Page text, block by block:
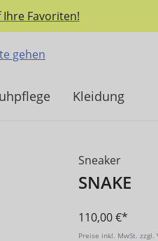
Ihre Favoriten!
Kleidung
Sneaker
SNAKE
110,00 €*
Preise inkl. MwSt. zzgl.